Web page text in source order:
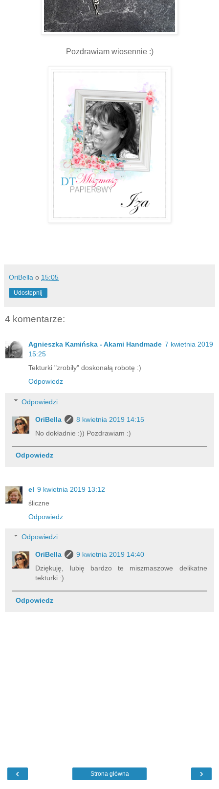
Pozdrawiam wiosennie :)
OriBella o 15:05
Udostępnij
4 komentarze:
Agnieszka Kamińska - Akami Handmade 7 kwietnia 2019
15:25
Tekturki "zrobiły" doskonałą robotę :)
Odpowiedz
Odpowiedzi
OriBella
8 kwietnia 2019 14:15
No dokładnie :)) Pozdrawiam :)
Odpowiedz
el 9 kwietnia 2019 13:12
śliczne
Odpowiedz
Odpowiedzi
OriBella
9 kwietnia 2019 14:40
Dziękuję, lubię bardzo te miszmaszowe delikatne
tekturki :)
Odpowiedz
‹ ›
Strona główna